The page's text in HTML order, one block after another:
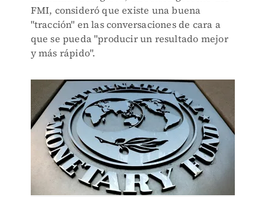
FMI, consideró que existe una buena
"tracción" en las conversaciones de cara a
que se pueda "producir un resultado mejor
y más rápido".